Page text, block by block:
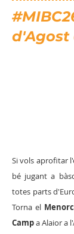
d'Agost
Si vols aprofitar
bé jugant a
totes parts
Torna el
Campa Alaior a